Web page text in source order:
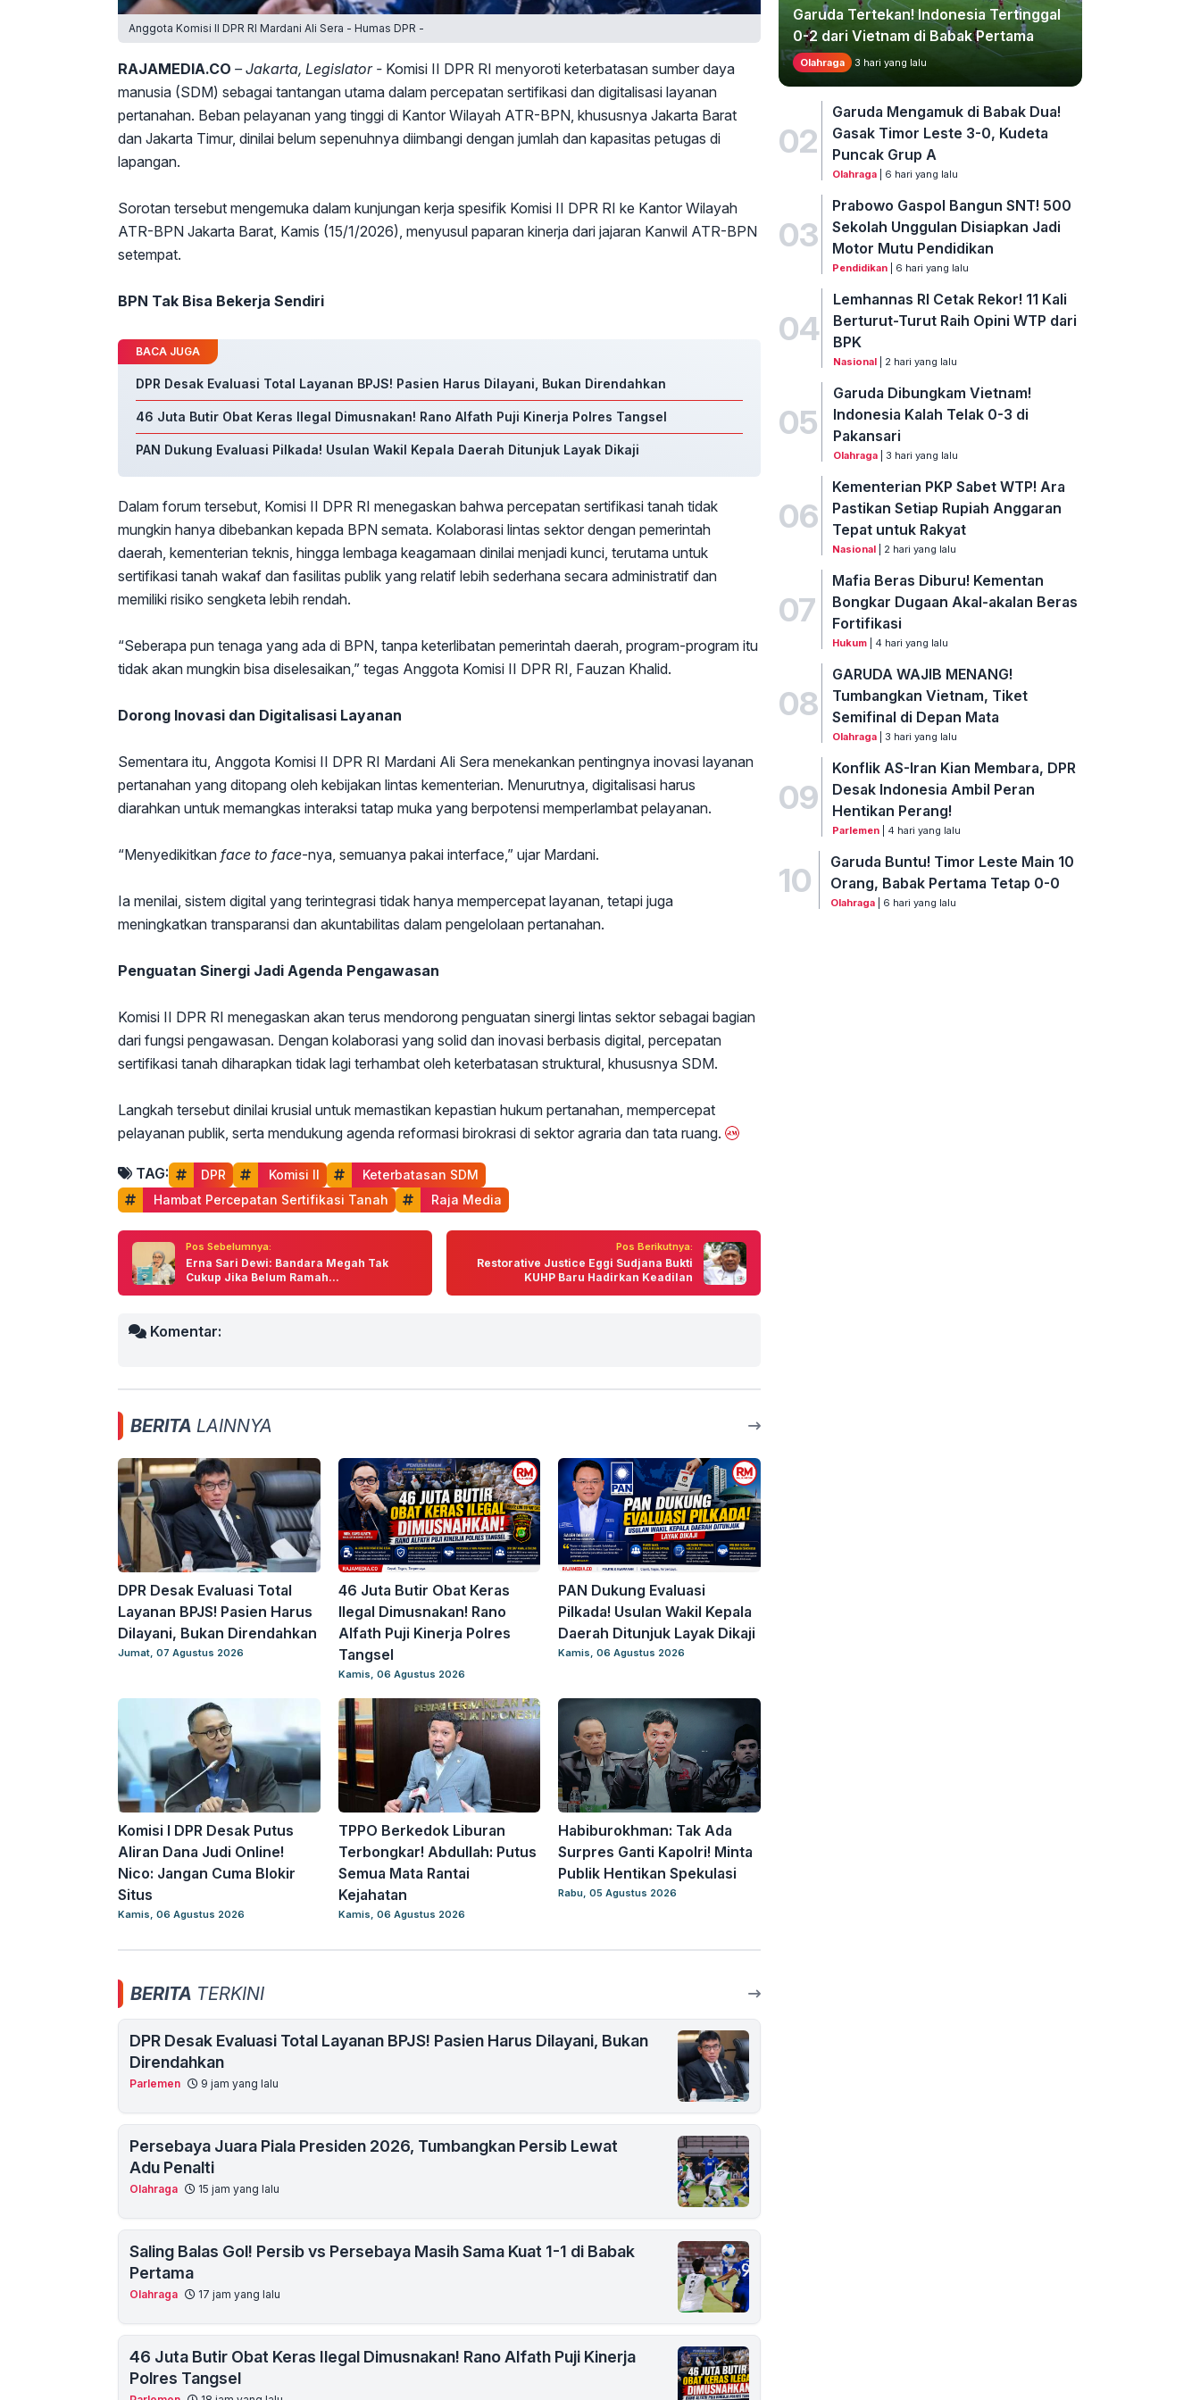
Anggota Komisi II DPR RI Mardani Ali Sera - Humas DPR -
RAJAMEDIA.CO – Jakarta, Legislator - Komisi II DPR RI menyoroti keterbatasan sumber daya
manusia (SDM) sebagai tantangan utama dalam percepatan sertifikasi dan digitalisasi layanan
pertanahan. Beban pelayanan yang tinggi di Kantor Wilayah ATR-BPN, khususnya Jakarta Barat
dan Jakarta Timur, dinilai belum sepenuhnya diimbangi dengan jumlah dan kapasitas petugas di
lapangan.
Sorotan tersebut mengemuka dalam kunjungan kerja spesifik Komisi II DPR RI ke Kantor Wilayah
ATR-BPN Jakarta Barat, Kamis (15/1/2026), menyusul paparan kinerja dari jajaran Kanwil ATR-BPN
setempat.
BPN Tak Bisa Bekerja Sendiri
BACA JUGA
DPR Desak Evaluasi Total Layanan BPJS! Pasien Harus Dilayani, Bukan Direndahkan
46 Juta Butir Obat Keras Ilegal Dimusnakan! Rano Alfath Puji Kinerja Polres Tangsel
PAN Dukung Evaluasi Pilkada! Usulan Wakil Kepala Daerah Ditunjuk Layak Dikaji
Dalam forum tersebut, Komisi II DPR RI menegaskan bahwa percepatan sertifikasi tanah tidak
mungkin hanya dibebankan kepada BPN semata. Kolaborasi lintas sektor dengan pemerintah
daerah, kementerian teknis, hingga lembaga keagamaan dinilai menjadi kunci, terutama untuk
sertifikasi tanah wakaf dan fasilitas publik yang relatif lebih sederhana secara administratif dan
memiliki risiko sengketa lebih rendah.
“Seberapa pun tenaga yang ada di BPN, tanpa keterlibatan pemerintah daerah, program-program itu
tidak akan mungkin bisa diselesaikan,” tegas Anggota Komisi II DPR RI, Fauzan Khalid.
Dorong Inovasi dan Digitalisasi Layanan
Sementara itu, Anggota Komisi II DPR RI Mardani Ali Sera menekankan pentingnya inovasi layanan
pertanahan yang ditopang oleh kebijakan lintas kementerian. Menurutnya, digitalisasi harus
diarahkan untuk memangkas interaksi tatap muka yang berpotensi memperlambat pelayanan.
“Menyedikitkan face to face-nya, semuanya pakai interface,” ujar Mardani.
Ia menilai, sistem digital yang terintegrasi tidak hanya mempercepat layanan, tetapi juga
meningkatkan transparansi dan akuntabilitas dalam pengelolaan pertanahan.
Penguatan Sinergi Jadi Agenda Pengawasan
Komisi II DPR RI menegaskan akan terus mendorong penguatan sinergi lintas sektor sebagai bagian
dari fungsi pengawasan. Dengan kolaborasi yang solid dan inovasi berbasis digital, percepatan
sertifikasi tanah diharapkan tidak lagi terhambat oleh keterbatasan struktural, khususnya SDM.
Langkah tersebut dinilai krusial untuk memastikan kepastian hukum pertanahan, mempercepat
pelayanan publik, serta mendukung agenda reformasi birokrasi di sektor agraria dan tata ruang.
TAG: DPR Komisi II
Keterbatasan SDM
Hambat Percepatan Sertifikasi Tanah
Raja Media
Pos Sebelumnya:
Erna Sari Dewi: Bandara Megah Tak
Cukup Jika Belum Ramah...
Pos Berikutnya:
Restorative Justice Eggi Sudjana Bukti
KUHP Baru Hadirkan Keadilan
Komentar:
BERITA LAINNYA
DPR Desak Evaluasi Total
Layanan BPJS! Pasien Harus
Dilayani, Bukan Direndahkan
Jumat, 07 Agustus 2026
46 Juta Butir Obat Keras
Ilegal Dimusnakan! Rano
Alfath Puji Kinerja Polres
Tangsel
Kamis, 06 Agustus 2026
PAN Dukung Evaluasi
Pilkada! Usulan Wakil Kepala
Daerah Ditunjuk Layak Dikaji
Kamis, 06 Agustus 2026
Komisi I DPR Desak Putus
Aliran Dana Judi Online!
Nico: Jangan Cuma Blokir
Situs
Kamis, 06 Agustus 2026
TPPO Berkedok Liburan
Terbongkar! Abdullah: Putus
Semua Mata Rantai
Kejahatan
Kamis, 06 Agustus 2026
Habiburokhman: Tak Ada
Surpres Ganti Kapolri! Minta
Publik Hentikan Spekulasi
Rabu, 05 Agustus 2026
BERITA TERKINI
DPR Desak Evaluasi Total Layanan BPJS! Pasien Harus Dilayani, Bukan
Direndahkan
Parlemen 9 jam yang lalu
Persebaya Juara Piala Presiden 2026, Tumbangkan Persib Lewat
Adu Penalti
Olahraga 15 jam yang lalu
Saling Balas Gol! Persib vs Persebaya Masih Sama Kuat 1-1 di Babak
Pertama
Olahraga 17 jam yang lalu
46 Juta Butir Obat Keras Ilegal Dimusnakan! Rano Alfath Puji Kinerja
Polres Tangsel
Garuda Tertekan! Indonesia Tertinggal
0-2 dari Vietnam di Babak Pertama
Olahraga 3 hari yang lalu
02
Garuda Mengamuk di Babak Dua!
Gasak Timor Leste 3-0, Kudeta
Puncak Grup A
Olahraga | 6 hari yang lalu
03
Prabowo Gaspol Bangun SNT! 500
Sekolah Unggulan Disiapkan Jadi
Motor Mutu Pendidikan
Pendidikan | 6 hari yang lalu
04
Lemhannas RI Cetak Rekor! 11 Kali
Berturut-Turut Raih Opini WTP dari
BPK
Nasional| 2 hari yang lalu
05
Garuda Dibungkam Vietnam!
Indonesia Kalah Telak 0-3 di
Pakansari
Olahraga| 3 hari yang lalu
06
Kementerian PKP Sabet WTP! Ara
Pastikan Setiap Rupiah Anggaran
Tepat untuk Rakyat
Nasional | 2 hari yang lalu
07
Mafia Beras Diburu! Kementan
Bongkar Dugaan Akal-akalan Beras
Fortifikasi
Hukum | 4 hari yang lalu
08
GARUDA WAJIB MENANG!
Tumbangkan Vietnam, Tiket
Semifinal di Depan Mata
Olahraga | 3 hari yang lalu
09
Konflik AS-Iran Kian Membara, DPR
Desak Indonesia Ambil Peran
Hentikan Perang!
Parlemen | 4 hari yang lalu
10
Garuda Buntu! Timor Leste Main 10
Orang, Babak Pertama Tetap 0-0
Olahraga| 6 hari yang lalu